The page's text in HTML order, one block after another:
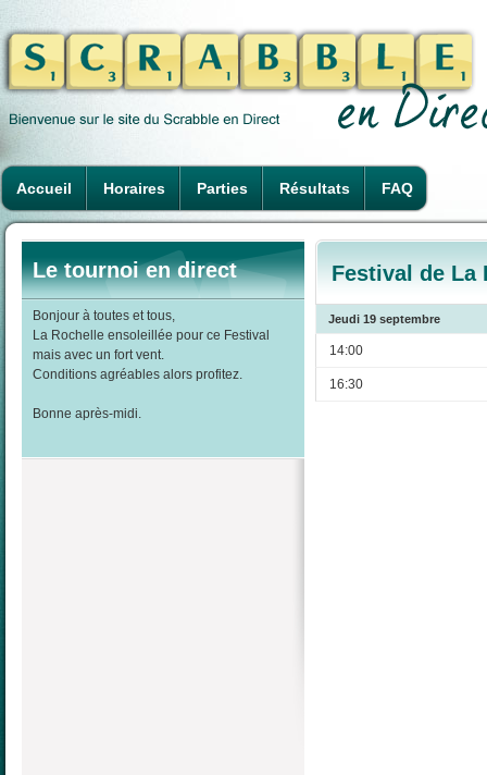
Accueil Horaires Parties Résultats FAQ
Le tournoi en direct
Bonjour à toutes et tous,
La Rochelle ensoleillée pour ce Festival
mais avec un fort vent.
Conditions agréables alors profitez.
Bonne après-midi.
Festival de La
Jeudi 19 septembre
14:00
16:30